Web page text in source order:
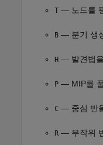
T — 노드를
B — 분기 생
H — 발견법
P — MIP를
C — 중심 반
R — 무작위